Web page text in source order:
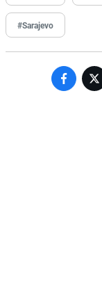
#Sarajevo